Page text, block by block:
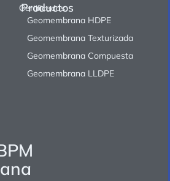
Certificados
Productos
Geomembrana HDPE
Geomembrana Texturizada
Geomembrana Compuesta
Geomembrana LLDPE